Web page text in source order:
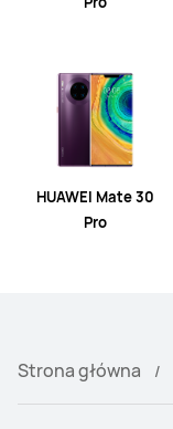
HUAWEI Mate 30
Pro
Strona główna